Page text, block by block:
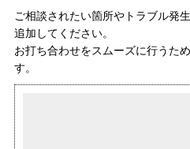
ご相談されたい箇所やトラブル発
追加してください。
お打ち合わせをスムーズに行うた
す。